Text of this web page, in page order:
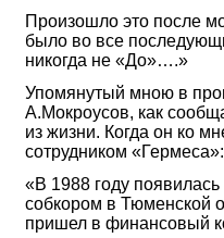
Произошло это после
было во все
никогда не «До»….»
Упомянутый мною в
А.Мокроусов, как
из жизни. Когда он ко
сотрудником «Гермеса»:
«В 1988 году
собкором в Тюменской
пришел в финансовый